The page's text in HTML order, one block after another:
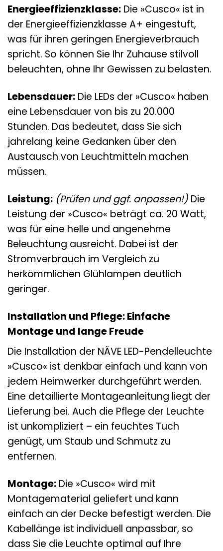
Energieeffizienzklasse: Die »Cusco« ist in
der Energieeffizienzklasse A+ eingestuft,
was für ihren geringen Energieverbrauch
spricht. So können Sie Ihr Zuhause stilvoll
beleuchten, ohne Ihr Gewissen zu belasten.
Lebensdauer: Die LEDs der »Cusco« haben
eine Lebensdauer von bis zu 20.000
Stunden. Das bedeutet, dass Sie sich
jahrelang keine Gedanken über den
Austausch von Leuchtmitteln machen
müssen.
Leistung: (Prüfen und ggf. anpassen!) Die
Leistung der »Cusco« beträgt ca. 20 Watt,
was für eine helle und angenehme
Beleuchtung ausreicht. Dabei ist der
Stromverbrauch im Vergleich zu
herkömmlichen Glühlampen deutlich
geringer.
Installation und Pflege: Einfache
Montage und lange Freude
Die Installation der NÄVE LED-Pendelleuchte
»Cusco« ist denkbar einfach und kann von
jedem Heimwerker durchgeführt werden.
Eine detaillierte Montageanleitung liegt der
Lieferung bei. Auch die Pflege der Leuchte
ist unkompliziert – ein feuchtes Tuch
genügt, um Staub und Schmutz zu
entfernen.
Montage: Die »Cusco« wird mit
Montagematerial geliefert und kann
einfach an der Decke befestigt werden. Die
Kabellänge ist individuell anpassbar, so
dass Sie die Leuchte optimal auf Ihre